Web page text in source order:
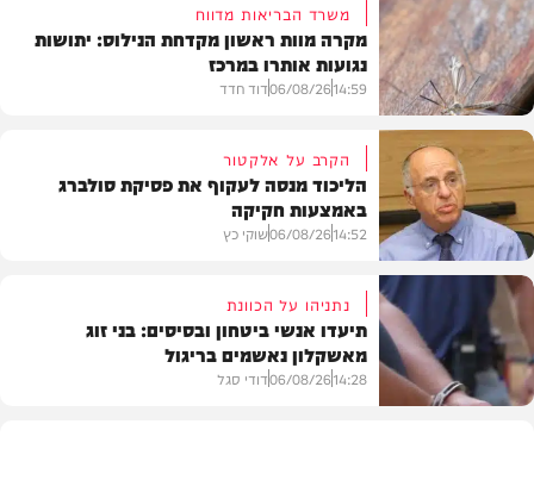
בריאות
משרד הבריאות מדווח
מקרה מוות ראשון מקדחת הנילוס: יתושות
נגועות אותרו במרכז
14:59
06/08/26דוד חדד
פוליטי
הקרב על אלקטור
הליכוד מנסה לעקוף את פסיקת סולברג
באמצעות חקיקה
14:52
06/08/26שוקי כץ
נתניהו על הכוונת
תיעדו אנשי ביטחון ובסיסים: בני זוג
מאשקלון נאשמים בריגול
14:28
06/08/26דודי סגל